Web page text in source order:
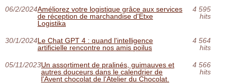
06/2/2024Améliorez votre logistique grâce aux services
de réception de marchandise d'Etxe
Logistika
4 595
hits
30/1/2024Le Chat GPT 4 : quand l'intelligence
artificielle rencontre nos amis poilus
4 564
hits
05/11/2023Un assortiment de pralinés, guimauves et
autres douceurs dans le calendrier de
l'Avent chocolat de l'Atelier du Chocolat.
4 566
hits